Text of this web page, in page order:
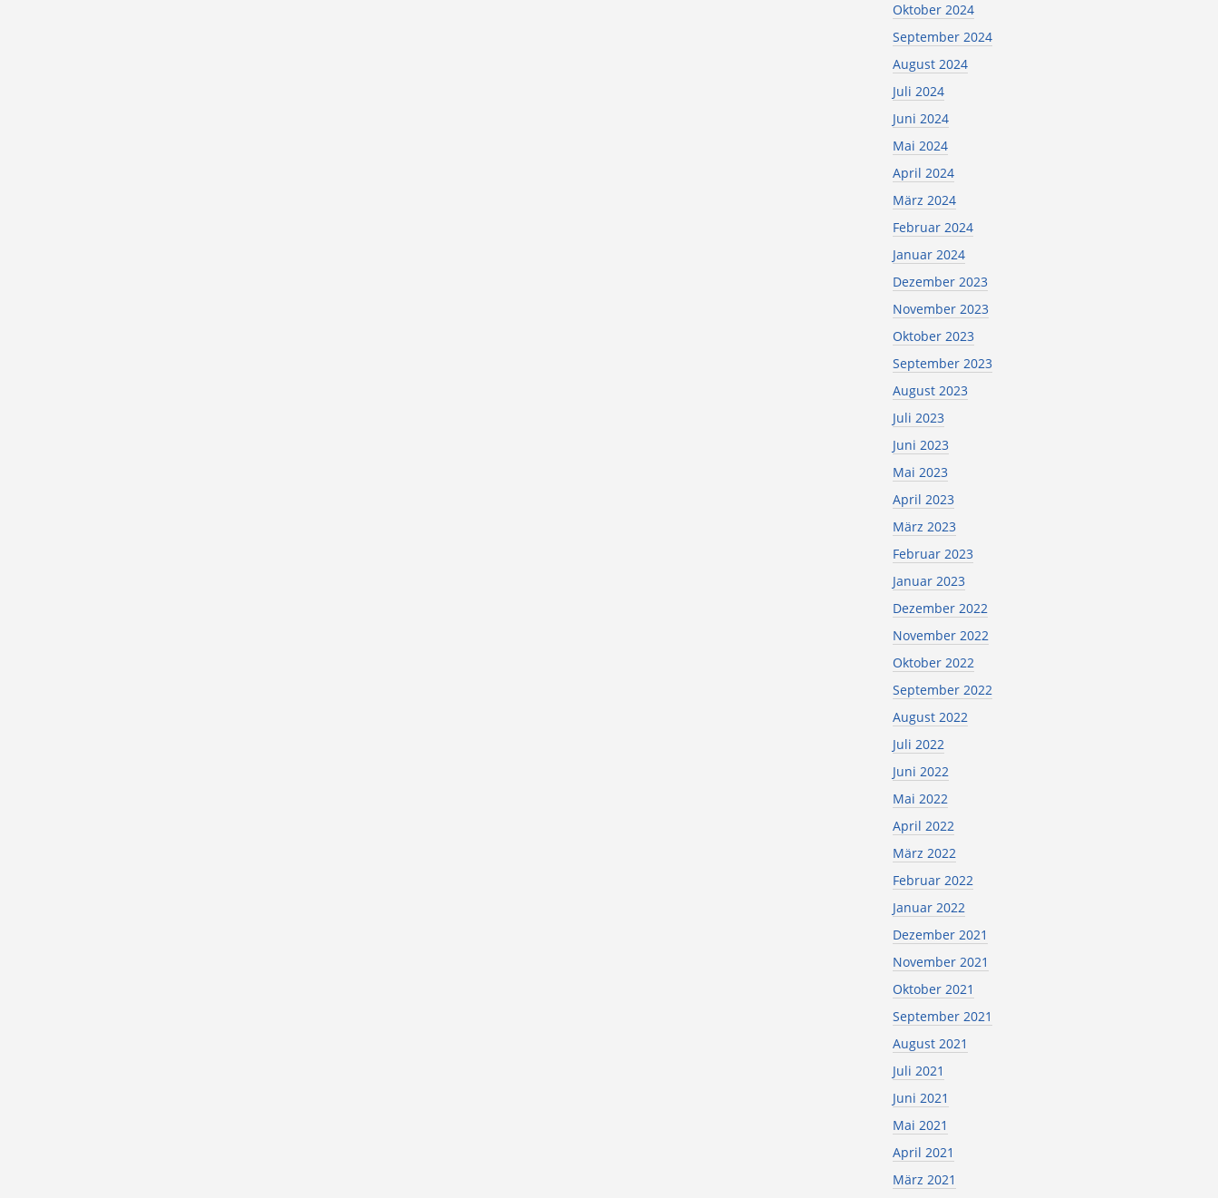
Oktober 2024
September 2024
August 2024
Juli 2024
Juni 2024
Mai 2024
April 2024
März 2024
Februar 2024
Januar 2024
Dezember 2023
November 2023
Oktober 2023
September 2023
August 2023
Juli 2023
Juni 2023
Mai 2023
April 2023
März 2023
Februar 2023
Januar 2023
Dezember 2022
November 2022
Oktober 2022
September 2022
August 2022
Juli 2022
Juni 2022
Mai 2022
April 2022
März 2022
Februar 2022
Januar 2022
Dezember 2021
November 2021
Oktober 2021
September 2021
August 2021
Juli 2021
Juni 2021
Mai 2021
April 2021
März 2021